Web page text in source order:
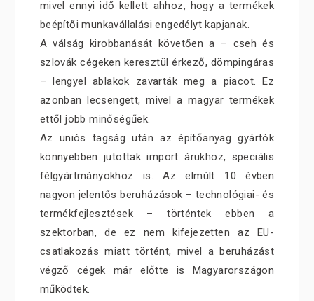
mivel ennyi idő kellett ahhoz, hogy a termékek
beépítői munkavállalási engedélyt kapjanak.
A válság kirobbanását követően a – cseh és
szlovák cégeken keresztül érkező, dömpingáras
– lengyel ablakok zavarták meg a piacot. Ez
azonban lecsengett, mivel a magyar termékek
ettől jobb minőségűek.
Az uniós tagság után az építőanyag gyártók
könnyebben jutottak import árukhoz, speciális
félgyártmányokhoz is. Az elmúlt 10 évben
nagyon jelentős beruházások – technológiai- és
termékfejlesztések – történtek ebben a
szektorban, de ez nem kifejezetten az EU-
csatlakozás miatt történt, mivel a beruházást
végző cégek már előtte is Magyarországon
működtek.